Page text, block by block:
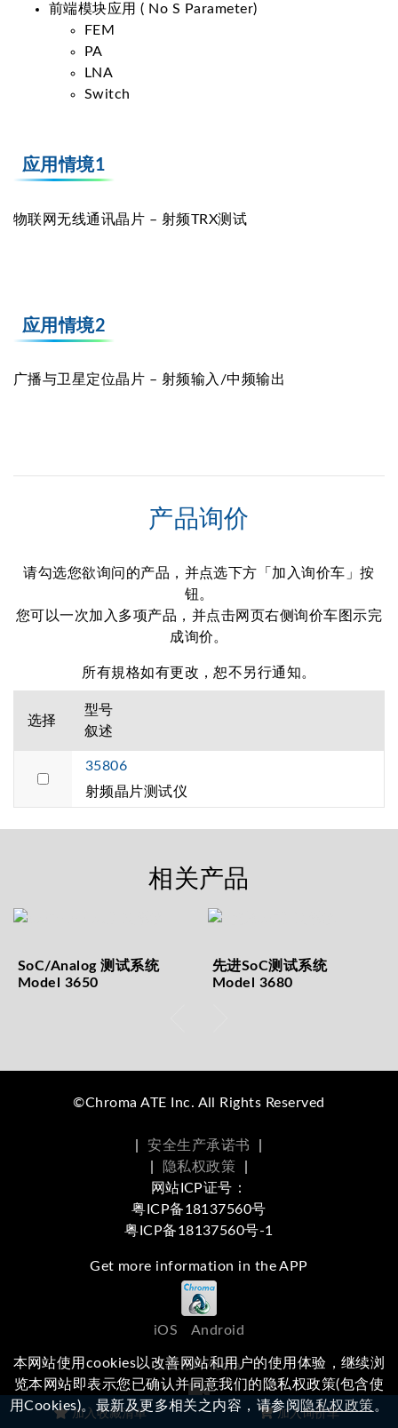
前端模块应用 ( No S Parameter)
FEM
PA
LNA
Switch
应用情境1
物联网无线通讯晶片 – 射频TRX测试
应用情境2
广播与卫星定位晶片 – 射频输入/中频输出
产品询价
请勾选您欲询问的产品，并点选下方「加入询价车」按
钮。
您可以一次加入多项产品，并点击网页右侧询价车图示完
成询价。
所有規格如有更改，恕不另行通知。
选择
型号
叙述
35806
射频晶片测试仪
相关产品
SoC/Analog 测试系统
Model 3650
先进SoC测试系统
Model 3680
加入收藏清单 加入询价车
©Chroma ATE Inc. All Rights Reserved
安全生产承诺书
隐私权政策
网站ICP证号：
粤ICP备18137560号
粤ICP备18137560号-1
Get more information in the APP
iOS Android
Social Media
浏览本站有任何问题， 欢迎留下您的建议
本网站使用cookies以改善网站和用户的使用体验，继续浏
览本网站即表示您已确认并同意我们的隐私权政策(包含使
用Cookies)。最新及更多相关之内容，请参阅 隐私权政策 。